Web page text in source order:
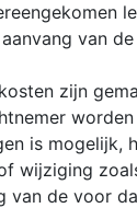
van
zijn
is
wijziging
de voor